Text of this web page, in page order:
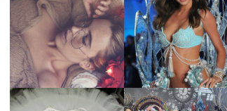
LA BAILARINA
BLANCA DE LA
CRUZ O COMO
REINVENTARSE
ANTE LA
ADVERSIDAD.
LA ALTURA DE LAS
MODELOS MAS
ALTAS